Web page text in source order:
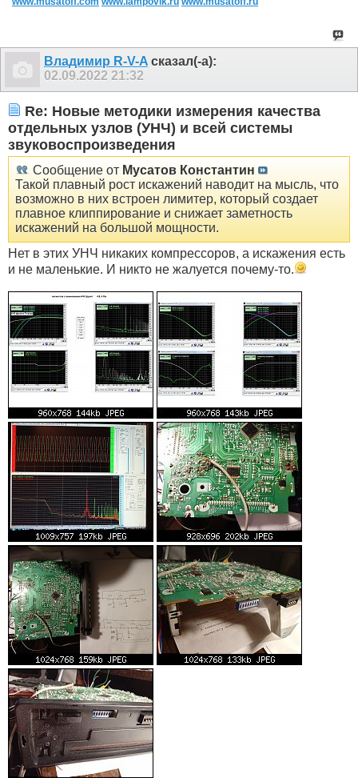
Владимир R-V-A сказал(-а):
02.09.2022 21:32
Re: Новые методики измерения качества
отдельных узлов (УНЧ) и всей системы
звуковоспроизведения
Сообщение от Мусатов Константин
Такой плавный рост искажений наводит на мысль, что
возможно в них встроен лимитер, который создает
плавное клиппирование и снижает заметность
искажений на большой мощности.
Нет в этих УНЧ никаких компрессоров, а искажения есть
и не маленькие. И никто не жалуется почему-то.